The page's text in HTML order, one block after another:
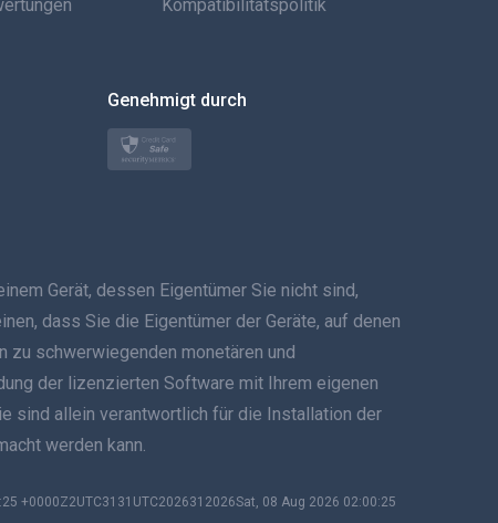
Türkçe
Norsk
Svenska
简体中文
Dansk
Kompatibilitätspolitik
Genehmigt durch
Gerät, dessen Eigentümer Sie nicht sind,
dass Sie die Eigentümer der Geräte, auf denen
schwerwiegenden monetären und
der lizenzierten Software mit Ihrem eigenen
sind allein verantwortlich für die Installation der
werden kann.
+0000Z2UTC3131UTC2026312026Sat, 08 Aug 2026 02:00:25